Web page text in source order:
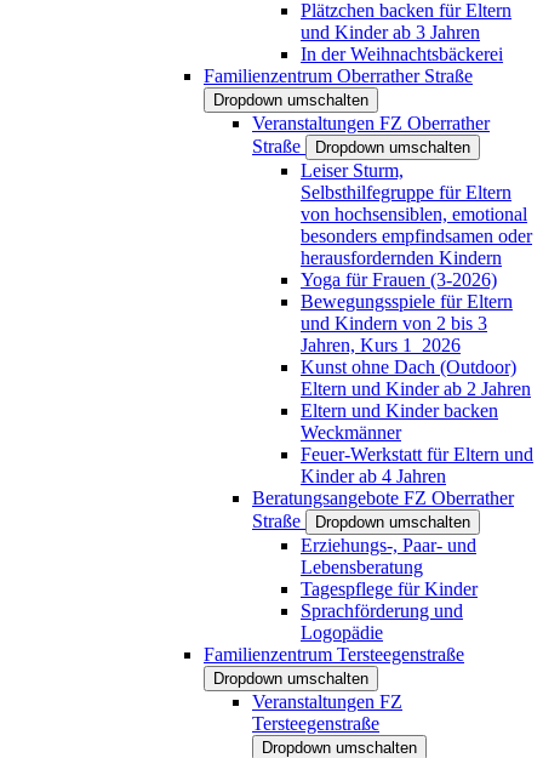
Plätzchen backen für Eltern
und Kinder ab 3 Jahren
In der Weihnachtsbäckerei
Familienzentrum Oberrather Straße
Dropdown umschalten
Veranstaltungen FZ Oberrather
Straße
Dropdown umschalten
Leiser Sturm,
Selbsthilfegruppe für Eltern
von hochsensiblen, emotional
besonders empfindsamen oder
herausfordernden Kindern
Yoga für Frauen (3-2026)
Bewegungsspiele für Eltern
und Kindern von 2 bis 3
Jahren, Kurs 1_2026
Kunst ohne Dach (Outdoor)
Eltern und Kinder ab 2 Jahren
Eltern und Kinder backen
Weckmänner
Feuer-Werkstatt für Eltern und
Kinder ab 4 Jahren
Beratungsangebote FZ Oberrather
Straße
Dropdown umschalten
Erziehungs-, Paar- und
Lebensberatung
Tagespflege für Kinder
Sprachförderung und
Logopädie
Familienzentrum Tersteegenstraße
Dropdown umschalten
Veranstaltungen FZ
Tersteegenstraße
Dropdown umschalten